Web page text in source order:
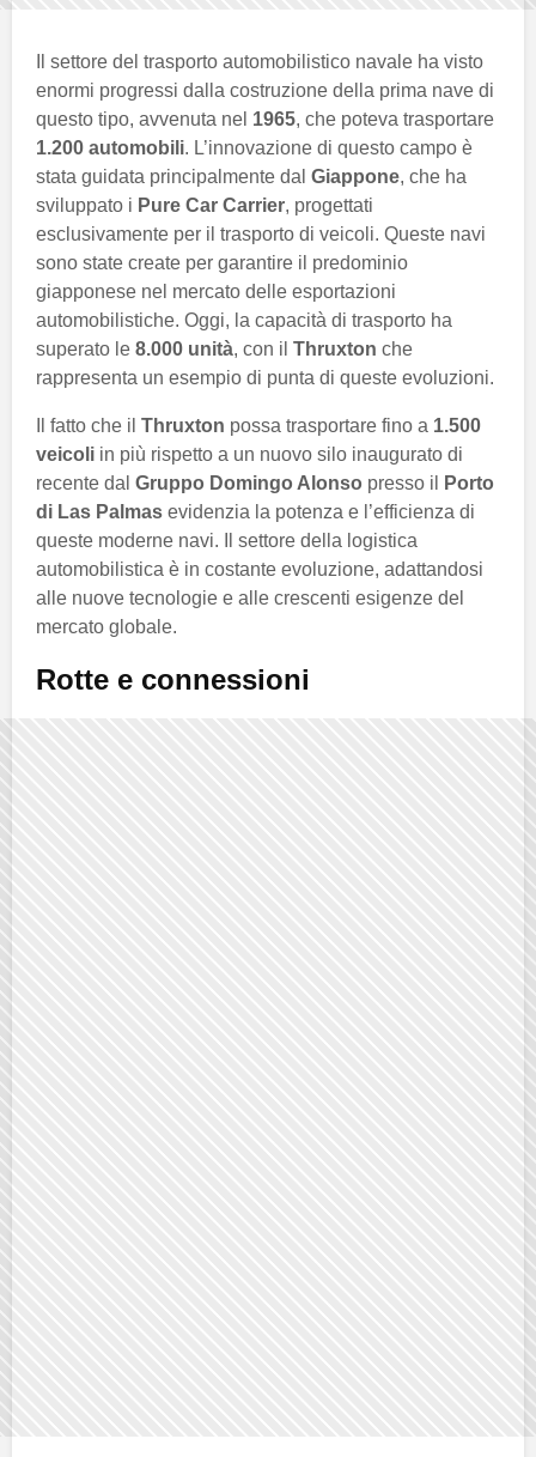
Il settore del trasporto automobilistico navale ha visto
enormi progressi dalla costruzione della prima nave di
questo tipo, avvenuta nel 1965, che poteva trasportare
1.200 automobili. L’innovazione di questo campo è
stata guidata principalmente dal Giappone, che ha
sviluppato i Pure Car Carrier, progettati
esclusivamente per il trasporto di veicoli. Queste navi
sono state create per garantire il predominio
giapponese nel mercato delle esportazioni
automobilistiche. Oggi, la capacità di trasporto ha
superato le 8.000 unità, con il Thruxton che
rappresenta un esempio di punta di queste evoluzioni.
Il fatto che il Thruxton possa trasportare fino a 1.500
veicoli in più rispetto a un nuovo silo inaugurato di
recente dal Gruppo Domingo Alonso presso il
Porto
di Las Palmas evidenzia la potenza e l’efficienza di
queste moderne navi. Il settore della logistica
automobilistica è in costante evoluzione, adattandosi
alle nuove tecnologie e alle crescenti esigenze del
mercato globale.
Rotte e connessioni